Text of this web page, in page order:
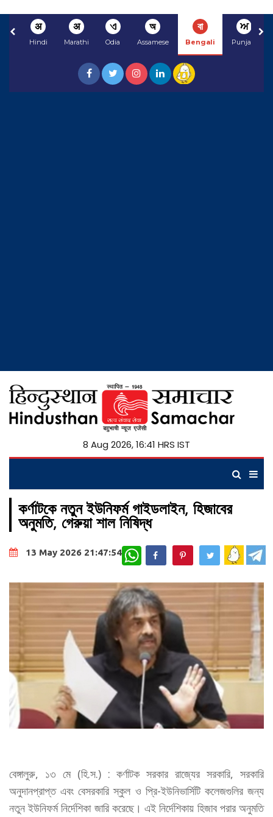
अ
Hindi
अ
Marathi
ଏ
Odia
অ
Assamese
বা
Bengali
ਅ
Punjabi
8 Aug 2026, 16:41 HRS IST
কর্ণাটকে নতুন ইউনিফর্ম গাইডলাইন, হিজাবের
অনুমতি, গেরুয়া শাল নিষিদ্ধ
13 May 2026 21:47:54 WhatsApp
বেঙ্গালুরু, ১৩ মে (হি.স.) : কর্ণাটক সরকার রাজ্যের সরকারি, সরকারি
অনুদানপ্রাপ্ত এবং বেসরকারি স্কুল ও প্রি-ইউনিভার্সিটি কলেজগুলির জন্য
নতুন ইউনিফর্ম নির্দেশিকা জারি করেছে। এই নির্দেশিকায় হিজাব পরার অনুমতি